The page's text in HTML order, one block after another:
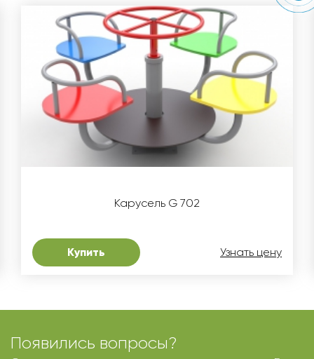
Карусель G 702
Купить Узнать цену
Появились вопросы?